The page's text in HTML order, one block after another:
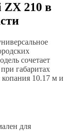
ZX 210 в
сочетает
габаритах
копания 10.17 м и
для